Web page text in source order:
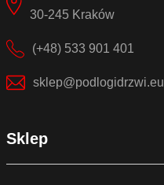
30-245 Kraków
(+48) 533 901 401
sklep@podlogidrzwi.eu
Sklep